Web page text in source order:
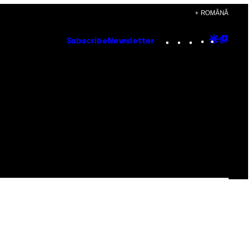
+ ROMÂNĂ
Subscribe Newsletter Instagram
TikTok
YouTube
Google